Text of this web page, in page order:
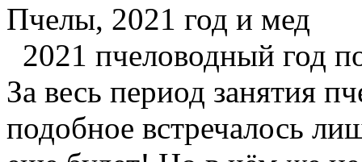
Пчелы, 2021 год и мед
2021 пчеловодный год
За весь период занятия
подобное встречалось